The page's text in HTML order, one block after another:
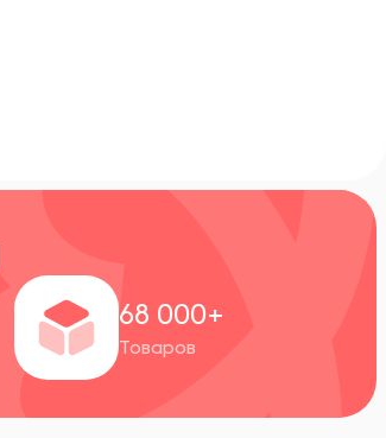
68 000+
Товаров